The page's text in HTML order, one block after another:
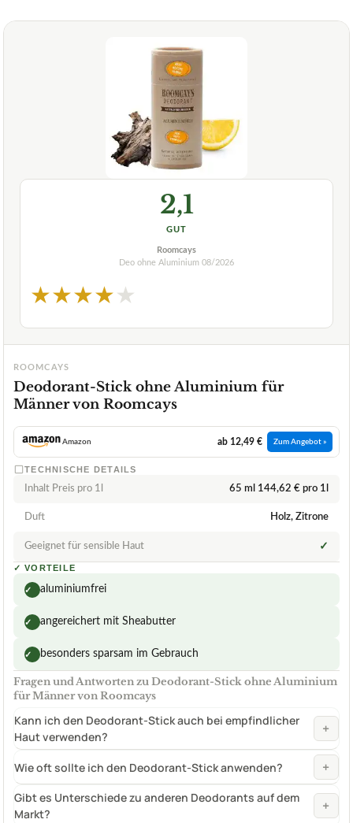
2,1
GUT
Roomcays
Deo ohne Aluminium 08/2026
★★★★★
ROOMCAYS
Deodorant-Stick ohne Aluminium für
Männer von Roomcays
Amazon ab 12,49 € Zum Angebot »
TECHNISCHE DETAILS
Inhalt Preis pro 1l 65 ml 144,62 € pro 1l
Duft Holz, Zitrone
Geeignet für sensible Haut ✓
✓ VORTEILE
✓ aluminiumfrei
✓ angereichert mit Sheabutter
✓ besonders sparsam im Gebrauch
Fragen und Antworten zu Deodorant-Stick ohne Aluminium
für Männer von Roomcays
Kann ich den Deodorant-Stick auch bei empfindlicher
Haut verwenden?
+
Wie oft sollte ich den Deodorant-Stick anwenden? +
Gibt es Unterschiede zu anderen Deodorants auf dem
Markt?
+